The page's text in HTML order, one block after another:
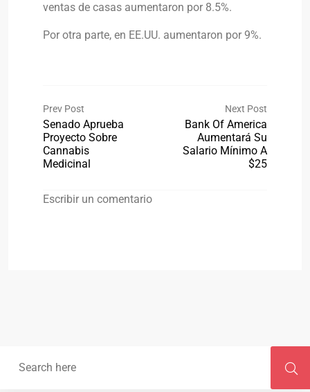
ventas de casas aumentaron por 8.5%.
Por otra parte, en EE.UU. aumentaron por 9%.
Prev Post
Senado Aprueba
Proyecto Sobre
Cannabis
Medicinal
Next Post
Bank Of America
Aumentará Su
Salario Mínimo A
$25
Escribir un comentario